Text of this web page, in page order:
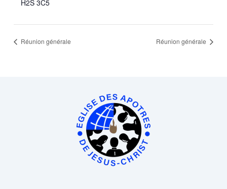
H2S 3C5
Réunion générale Réunion générale